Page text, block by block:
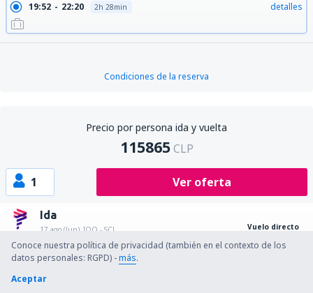
19:52 22:20 2h 28min detalles
Condiciones de la reserva
Precio por persona ida y vuelta
115865 CLP
1 Ver oferta
Ida
17 ago (lun) IQQ - SCL Vuelo directo
13:54 16:11 2h 17min detalles
Conoce nuestra política de privacidad (también en el contexto de los
datos personales: RGPD) -más.
Aceptar